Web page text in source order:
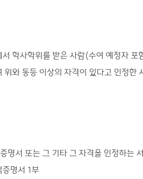
서 학사학위를 받은 사람(수여 예정자 포
위와 동등 이상의 자격이 있다고 인정한
명서 또는 그 기타 그 자격을 인정하는
증명서 1부